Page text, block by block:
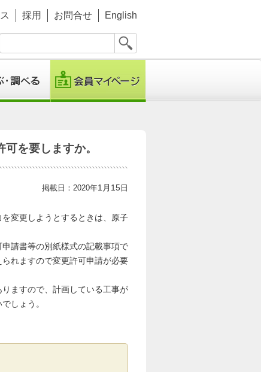
採用 お問合せ English
を要しますか。
掲載日：2020年1月15 日
変更しようとするときは、原子
請書等の別紙様式の記載事項で
れますので変更許可申請が必要
ますので、計画している工事が
しょう。